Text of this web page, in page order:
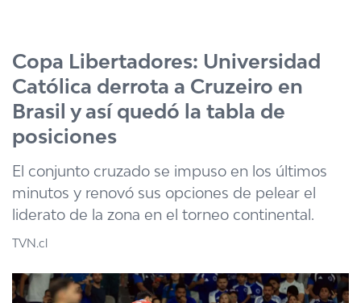
Copa Libertadores: Universidad
Católica derrota a Cruzeiro en
Brasil y así quedó la tabla de
posiciones
El conjunto cruzado se impuso en los últimos
minutos y renovó sus opciones de pelear el
liderato de la zona en el torneo continental.
TVN.cl